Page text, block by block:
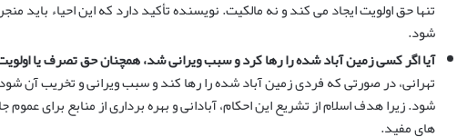
تنها حق اولویت ایجاد می کند و نه مالکیت. نویسنده تأکید دارد که این احیاء باید
شود.
آیا اگر کسی زمین آباد شده را رها کرد و سبب ویرانی شد، همچنان حق تصرف یا
تهرانی، در صورتی که فردی زمین آباد شده را رها کند و سبب ویرانی و تخریب آن
شود. زیرا هدف اسلام از تشریع این احکام، آبادانی و بهره برداری از منابع برای
های مفید.